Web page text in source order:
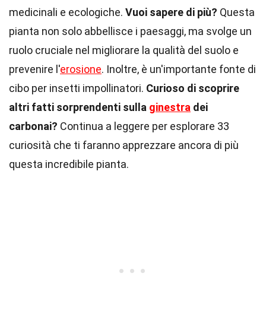
medicinali e ecologiche. Vuoi sapere di più? Questa
pianta non solo abbellisce i paesaggi, ma svolge un
ruolo cruciale nel migliorare la qualità del suolo e
prevenire l'erosione. Inoltre, è un'importante fonte di
cibo per insetti impollinatori. Curioso di scoprire
altri fatti sorprendenti sulla ginestra dei
carbonai? Continua a leggere per esplorare 33
curiosità che ti faranno apprezzare ancora di più
questa incredibile pianta.